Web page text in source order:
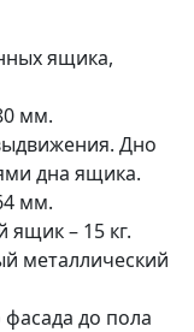
ящика,
мм.
Дно
дна ящика.
мм.
ящик – 15 кг.
металлический
до пола